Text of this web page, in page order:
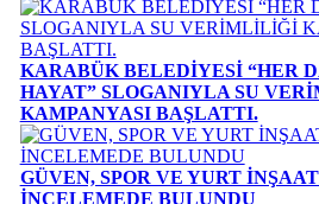
KARABÜK BELEDİYESİ “HER
HAYAT” SLOGANIYLA SU
KAMPANYASI BAŞLATTI.
GÜVEN, SPOR VE YURT
İNCELEMEDE BULUNDU